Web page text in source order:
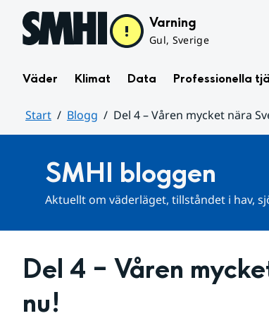
Hoppa till sidans innehåll Varning
Gul, Sverige
Väder Klimat Data Professionella
Start Blogg
Del 4 – Våren mycket nära
SMHI bloggen
Aktuellt om väderläget, tillståndet i hav,
Del 4 – Våren
nu!